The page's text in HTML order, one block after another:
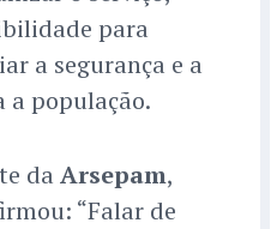
para
a segurança e a
população.
da Arsepam,
“Falar de